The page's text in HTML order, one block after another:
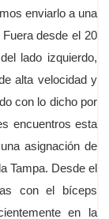
enviarlo a una
desde el 20
lado izquierdo,
alta velocidad y
con lo dicho por
encuentros esta
asignación de
Tampa. Desde el
con el bíceps
en la